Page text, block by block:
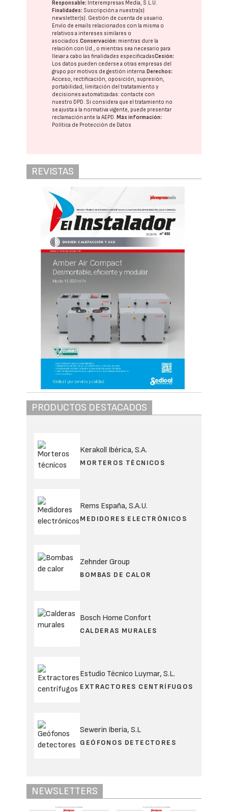
Responsable: Interempresas Media, S.L.U.
Finalidades: Suscripción a nuestra(s)
newsletter(s). Gestión de cuenta de usuario.
Envío de emails relacionados con la misma o
relativos a intereses similares o
asociados.Conservación: mientras dure la
relación con Ud., o mientras sea necesario para
llevar a cabo las finalidades especificadasCesión:
Los datos pueden cederse a otras empresas del
grupo por motivos de gestión interna.Derechos:
Acceso, rectificación, oposición, supresión,
portabilidad, limitación del tratatamiento y
decisiones automatizadas: contacte con
nuestro DPD. Si considera que el tratamiento no
se ajusta a la normativa vigente, puede presentar
reclamación ante laAEPD.Más información:
Política de Protección de Datos
REVISTAS
PRODUCTOS DESTACADOS
Kerakoll Ibérica, S.A.
MORTEROS TÉCNICOS
Rems España, S.A.U.
MEDIDORES ELECTRÓNICOS
Zehnder Group
BOMBAS DE CALOR
Bosch Home Confort
CALDERAS MURALES
Estudio Técnico Luymar, S.L.
EXTRACTORES CENTRÍFUGOS
Sewerin Iberia, S.L
GEÓFONOS DETECTORES
NEWSLETTERS